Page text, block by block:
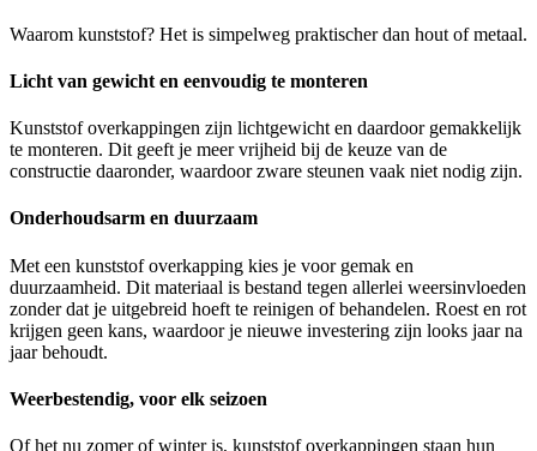
Waarom kunststof? Het is simpelweg praktischer dan hout of metaal.
Licht van gewicht en eenvoudig te monteren
Kunststof overkappingen zijn lichtgewicht en daardoor gemakkelijk
te monteren. Dit geeft je meer vrijheid bij de keuze van de
constructie daaronder, waardoor zware steunen vaak niet nodig zijn.
Onderhoudsarm en duurzaam
Met een kunststof overkapping kies je voor gemak en
duurzaamheid. Dit materiaal is bestand tegen allerlei weersinvloeden
zonder dat je uitgebreid hoeft te reinigen of behandelen. Roest en rot
krijgen geen kans, waardoor je nieuwe investering zijn looks jaar na
jaar behoudt.
Weerbestendig, voor elk seizoen
Of het nu zomer of winter is, kunststof overkappingen staan hun